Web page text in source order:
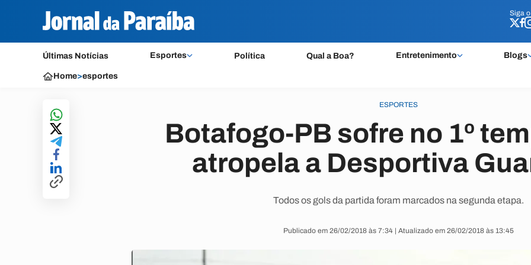
Siga o
Últimas Notícias Esportes Política Qual a Boa? Entretenimento Blogs
Siga o
Home>esportes
ESPORTES
Botafogo-PB sofre no 1º
atropela a Desportiva
Todos os gols da partida foram marcados na segunda etapa.
Publicado em 26/02/2018 às 7:34 | Atualizado em 26/02/2018 às 13:45